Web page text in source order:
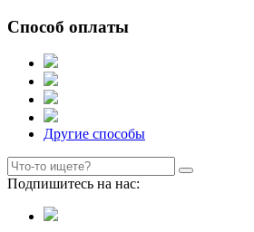
Способ оплаты
Другие способы
Подпишитесь на нас: